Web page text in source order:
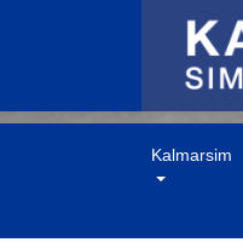
Kalmarsim